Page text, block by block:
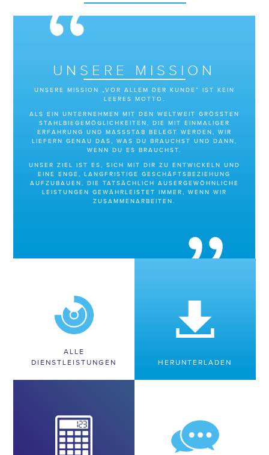
UNSERE MISSION
UNSERE MISSION „VOR ALLEM DER KUNDE” IST KEIN
LEERES MOTTO.
ALS EIN UNTERNEHMEN MIT DEN WELTWEIT GRÖSSTEN S
TAHLBIEGEMÖGLICHKEITEN, DIE MIT EINMALIGER E
RFAHRUNG UND MASSSTAB BELEGT WERDEN, WIR LI
EFERN GENAU DAS, WAS DU BRAUCHST UND DANN, WE
NN DU ES BRAUCHST.
UNSER ZIEL IST ES, SICH MIT DIR ZU ENTWICKELN UND
EINE ENGE, LANGFRISTIGE GESCHÄFTSBEZIEHUNG
AUFZUBAUEN, DIE TATSÄCHLICH AUSERGEWÖHNLICHE
LEISTUNGEN GEWÄHRLEISTET IMMER, WENN WIR
ZUSAMMENARBEITEN.
ALLE
DIENSTLEISTUNGEN
HERUNTERLADEN